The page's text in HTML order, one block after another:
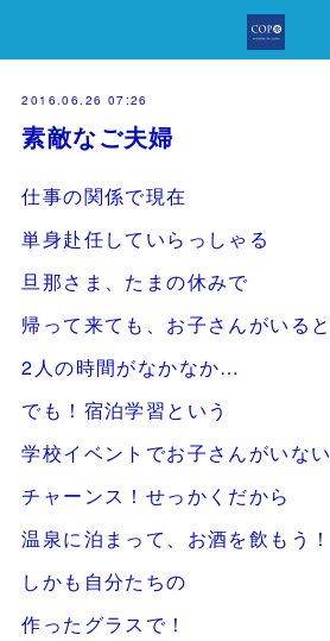
2016.06.26 07:26
素敵なご夫婦
仕事の関係で現在
単身赴任していらっしゃる
旦那さま、たまの休みで
帰って来ても、お子さんがいると
2人の時間がなかなか…
でも！宿泊学習という
学校イベントでお子さんがいない
チャーンス！せっかくだから
温泉に泊まって、お酒を飲もう！
しかも自分たちの
作ったグラスで！